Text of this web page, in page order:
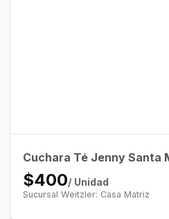
Cuchara Té Jenny Santa
$400/ Unidad
Sucursal Weitzler: Casa Matriz